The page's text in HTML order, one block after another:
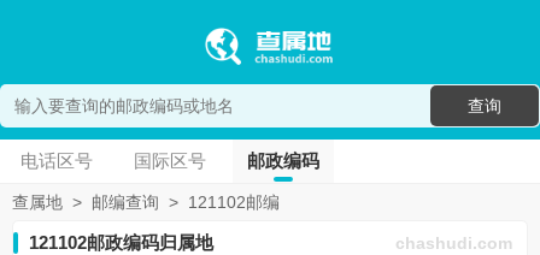
查询
电话区号 国际区号 邮政编码
查属地 > 邮编查询 > 121102邮编
121102邮政编码归属地 chashudi.com